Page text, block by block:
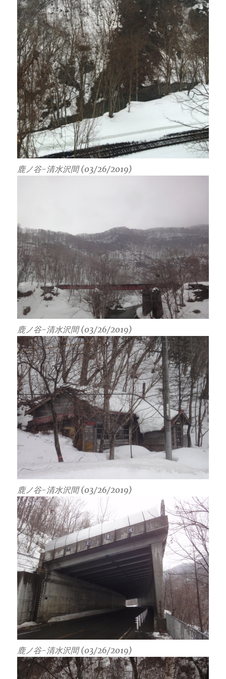
鹿ノ谷-清水沢間 (03/26/2019)
鹿ノ谷-清水沢間 (03/26/2019)
鹿ノ谷-清水沢間 (03/26/2019)
鹿ノ谷-清水沢間 (03/26/2019)